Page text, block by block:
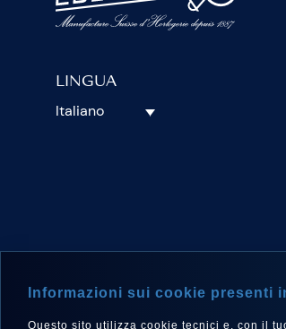
LINGUA
Italiano
Informazioni sui cookie presenti
Questo sito utilizza cookie tecnici e, con il